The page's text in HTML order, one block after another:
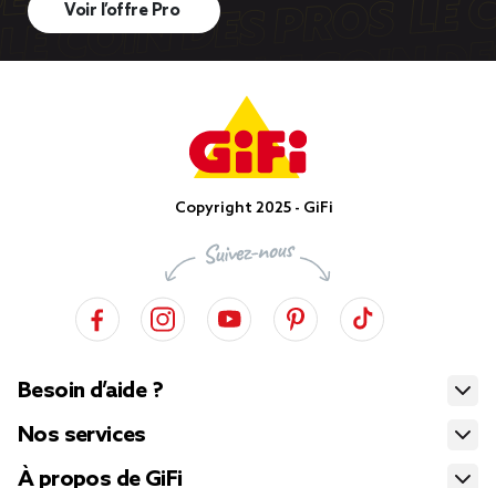
Voir l’offre Pro
Copyright 2025 - GiFi
Besoin d’aide ?
Nos services
À propos de GiFi